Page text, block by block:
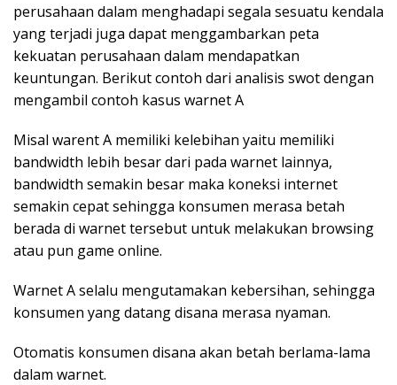
perusahaan dalam menghadapi segala sesuatu kendala
yang terjadi juga dapat menggambarkan peta
kekuatan perusahaan dalam mendapatkan
keuntungan. Berikut contoh dari analisis swot dengan
mengambil contoh kasus warnet A
Misal warent A memiliki kelebihan yaitu memiliki
bandwidth lebih besar dari pada warnet lainnya,
bandwidth semakin besar maka koneksi internet
semakin cepat sehingga konsumen merasa betah
berada di warnet tersebut untuk melakukan browsing
atau pun game online.
Warnet A selalu mengutamakan kebersihan, sehingga
konsumen yang datang disana merasa nyaman.
Otomatis konsumen disana akan betah berlama-lama
dalam warnet.